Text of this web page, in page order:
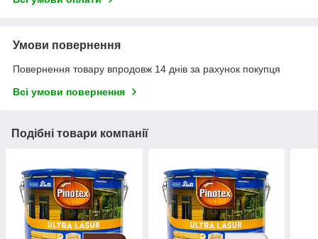
Умови повернення
Повернення товару впродовж 14 днів за рахунок покупця
Всі умови повернення
Подібні товари компанії